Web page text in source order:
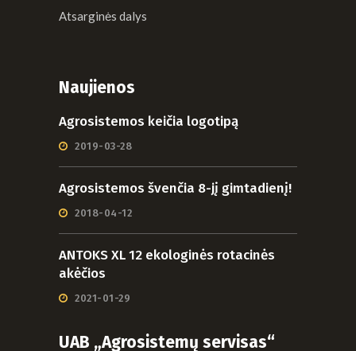
Atsarginės dalys
Naujienos
Agrosistemos keičia logotipą
2019-03-28
Agrosistemos švenčia 8-jį gimtadienį!
2018-04-12
ANTOKS XL 12 ekologinės rotacinės
akėčios
2021-01-29
UAB „Agrosistemų servisas“